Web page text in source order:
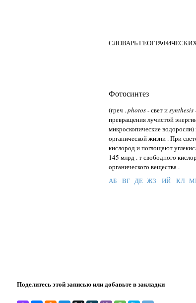
СЛОВАРЬ
Фотосинтез
(греч .photos- свет иsynthesis
превращения лучистой
микроскопические
органической жизни . При
кислород и поглощают
145 млрд . т свободного
органического вещества .
АБ
ВГ ДЕ ЖЗ ИЙ КЛ
Поделитесь этой записью или добавьте в закладки